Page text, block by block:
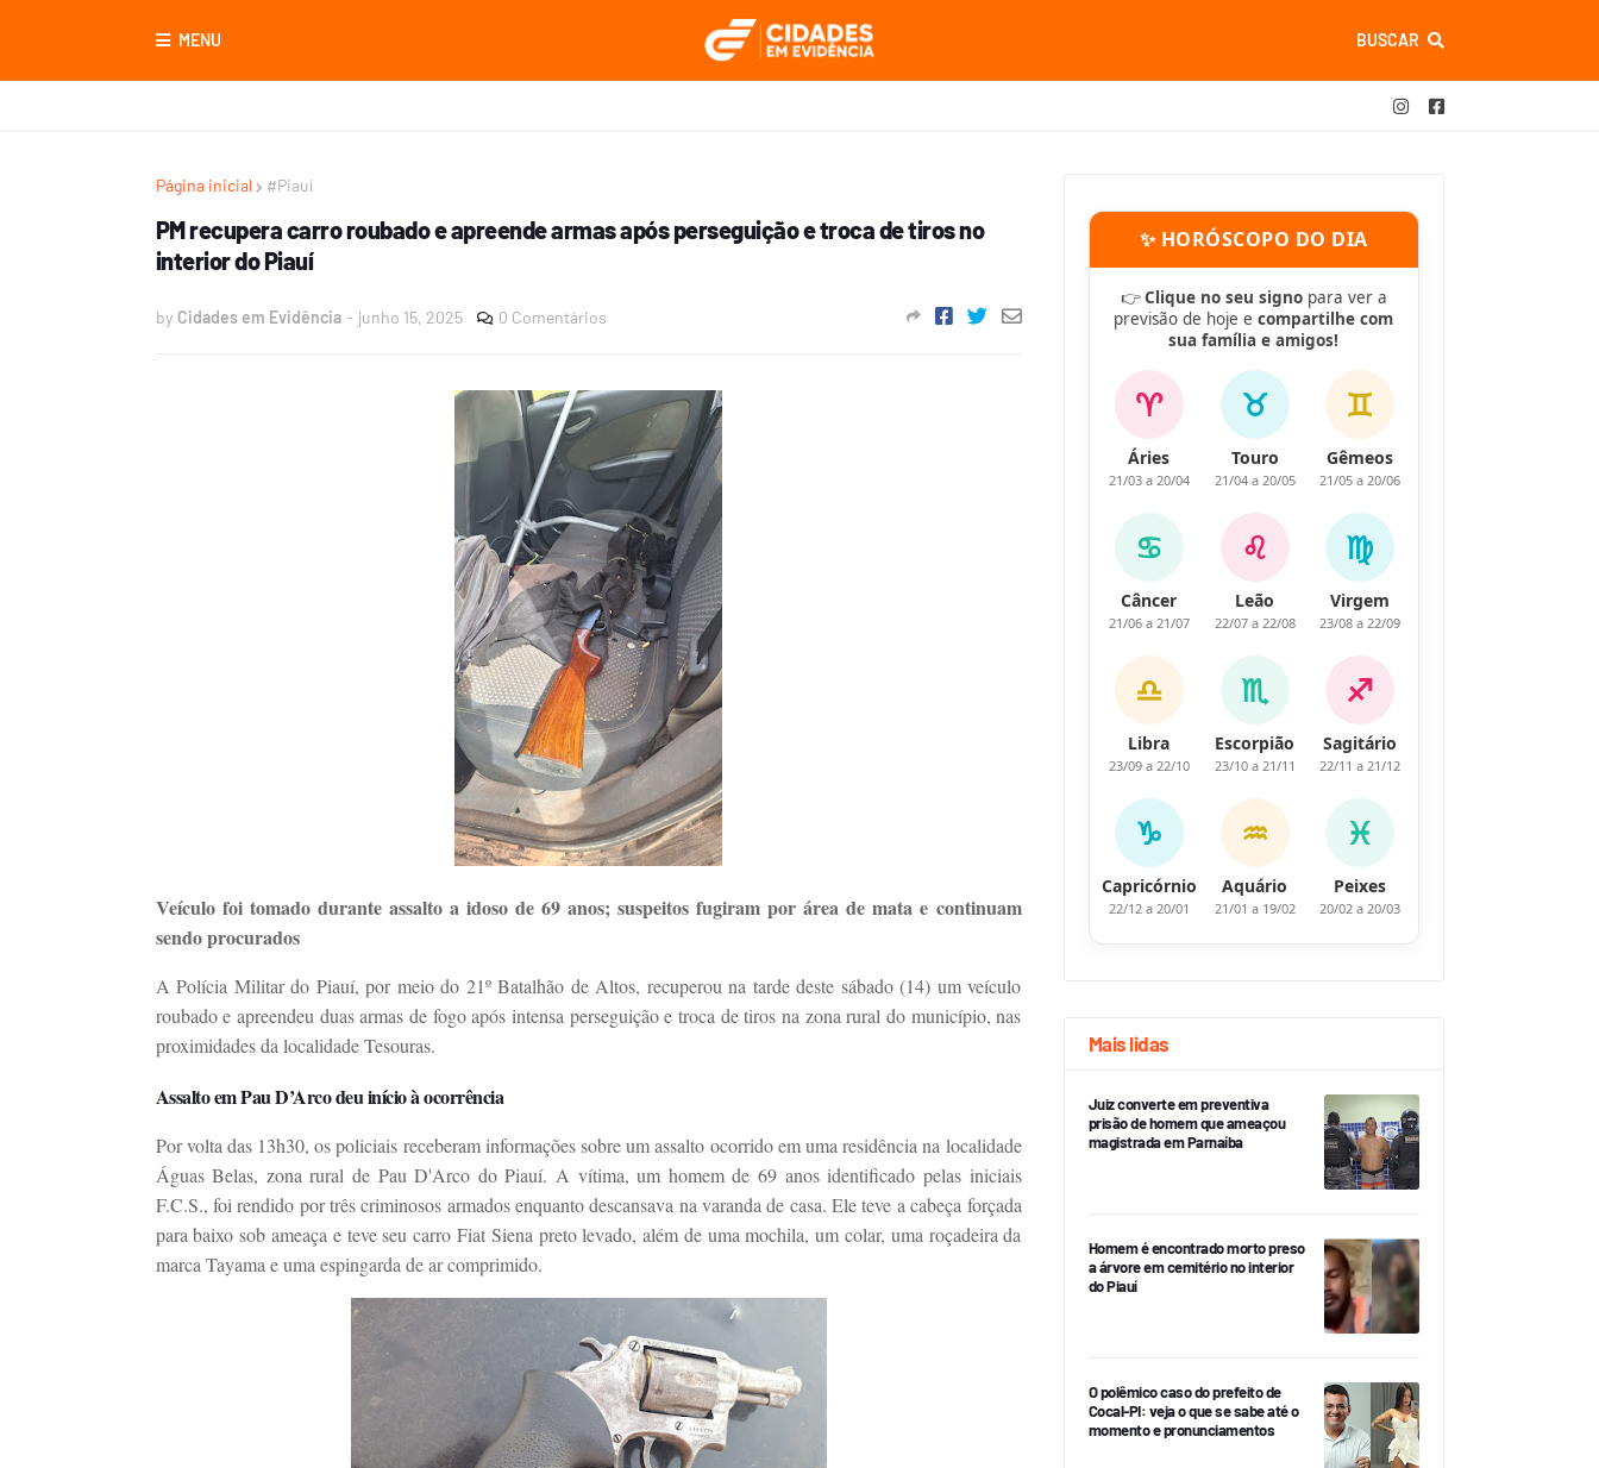
MENU BUSCAR
Página inicial #Piauí
PM recupera carro roubado e apreende armas após perseguição e troca de tiros no
interior do Piauí
by Cidades em Evidência - junho 15, 2025 0 Comentários
Veículo foi tomado durante assalto a idoso de 69 anos; suspeitos fugiram por área de mata e continuam
sendo procurados
A Polícia Militar do Piauí, por meio do 21º Batalhão de Altos, recuperou na tarde deste sábado (14) um veículo
roubado e apreendeu duas armas de fogo após intensa perseguição e troca de tiros na zona rural do município, nas
proximidades da localidade Tesouras.
Assalto em Pau D’Arco deu início à ocorrência
Por volta das 13h30, os policiais receberam informações sobre um assalto ocorrido em uma residência na localidade
Águas Belas, zona rural de Pau D'Arco do Piauí. A vítima, um homem de 69 anos identificado pelas iniciais
F.C.S., foi rendido por três criminosos armados enquanto descansava na varanda de casa. Ele teve a cabeça forçada
para baixo sob ameaça e teve seu carro Fiat Siena preto levado, além de uma mochila, um colar, uma roçadeira da
marca Tayama e uma espingarda de ar comprimido.
✨ HORÓSCOPO DO DIA
👉Clique no seu signopara ver a
previsão de hoje e compartilhe com
sua família e amigos!
♈
Áries
21/03 a 20/04
♉
Touro
21/04 a 20/05
♊
Gêmeos
21/05 a 20/06
♋
Câncer
21/06 a 21/07
♌
Leão
22/07 a 22/08
♍
Virgem
23/08 a 22/09
♎
Libra
23/09 a 22/10
♏
Escorpião
23/10 a 21/11
♐
Sagitário
22/11 a 21/12
♑
Capricórnio
22/12 a 20/01
♒
Aquário
21/01 a 19/02
♓
Peixes
20/02 a 20/03
Mais lidas
Juiz converte em preventiva
prisão de homem que ameaçou
magistrada em Parnaíba
Homem é encontrado morto preso
a árvore em cemitério no interior
do Piauí
O polêmico caso do prefeito de
Cocal-PI: veja o que se sabe até o
momento e pronunciamentos